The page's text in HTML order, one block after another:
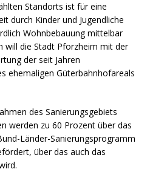
Standorts ist für eine
durch Kinder und Jugendliche
Wohnbebauung mittelbar
will die Stadt Pforzheim mit der
der seit Jahren
ehemaligen Güterbahnhofareals
des Sanierungsgebiets
werden zu 60 Prozent über das
Länder-Sanierungsprogramm
über das auch das